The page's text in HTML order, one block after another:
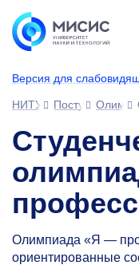
Версия для
НИТУ МИСИСПоступающим
Олимпиада «Я —
ориентированные